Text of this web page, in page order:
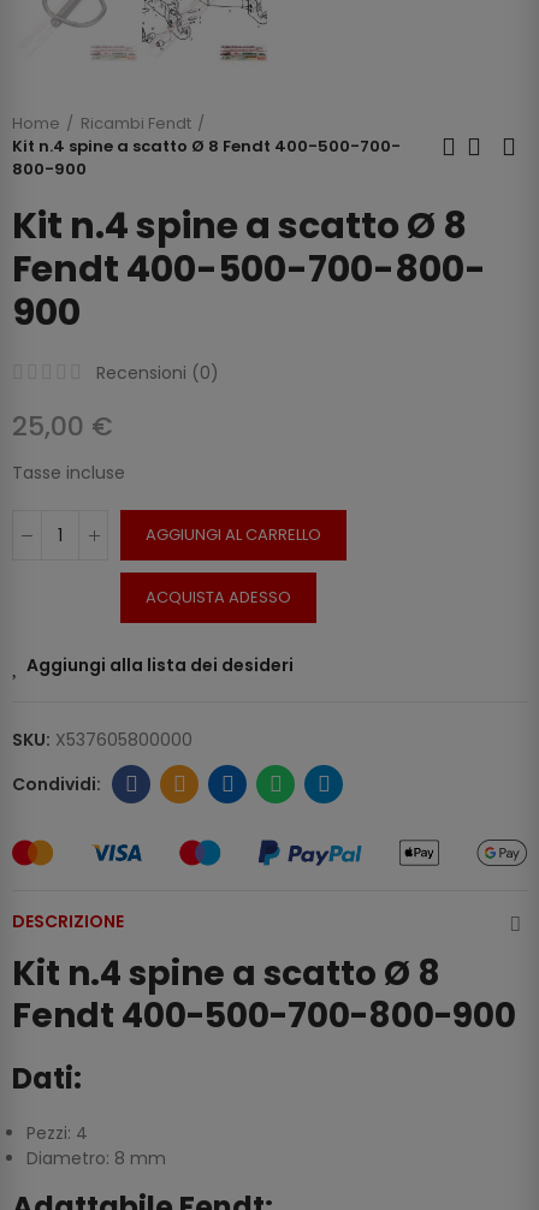
Home
Ricambi Fendt
Kit n.4 spine a scatto Ø 8 Fendt 400-500-700-
800-900
Kit n.4 spine a scatto Ø 8
Fendt 400-500-700-800-
900
Recensioni (0)
25,00 €
Tasse incluse
AGGIUNGI AL CARRELLO
ACQUISTA ADESSO
Aggiungi alla lista dei desideri
SKU: X537605800000
DESCRIZIONE
Kit n.4 spine a scatto Ø 8
Fendt 400-500-700-800-900
Dati:
Pezzi: 4
Diametro: 8 mm